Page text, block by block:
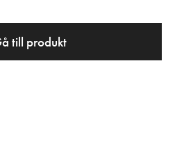
till produkt